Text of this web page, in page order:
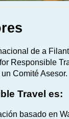
de a
Responsible
Comité Asesor.
Travel es:
basado en